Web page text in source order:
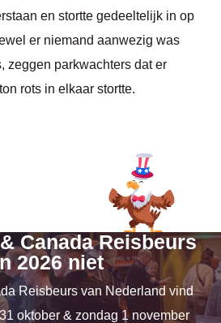
en stortte gedeeltelijk in op
er niemand aanwezig was
zeggen parkwachters dat er
rots in elkaar stortte.
Canada Reisbeurs
2026 niet
Reisbeurs van Nederland vind
oktober & zondag 1 november